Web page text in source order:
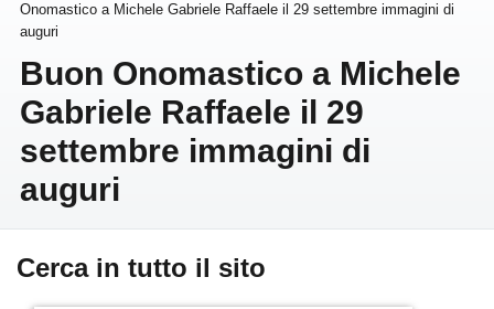
Onomastico a Michele Gabriele Raffaele il 29 settembre immagini di
auguri
Buon Onomastico a Michele
Gabriele Raffaele il 29
settembre immagini di
auguri
Cerca in tutto il sito